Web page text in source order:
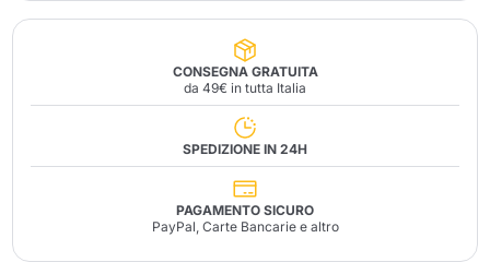
CONSEGNA GRATUITA
da 49€ in tutta Italia
SPEDIZIONE IN 24H
PAGAMENTO SICURO
PayPal, Carte Bancarie e altro